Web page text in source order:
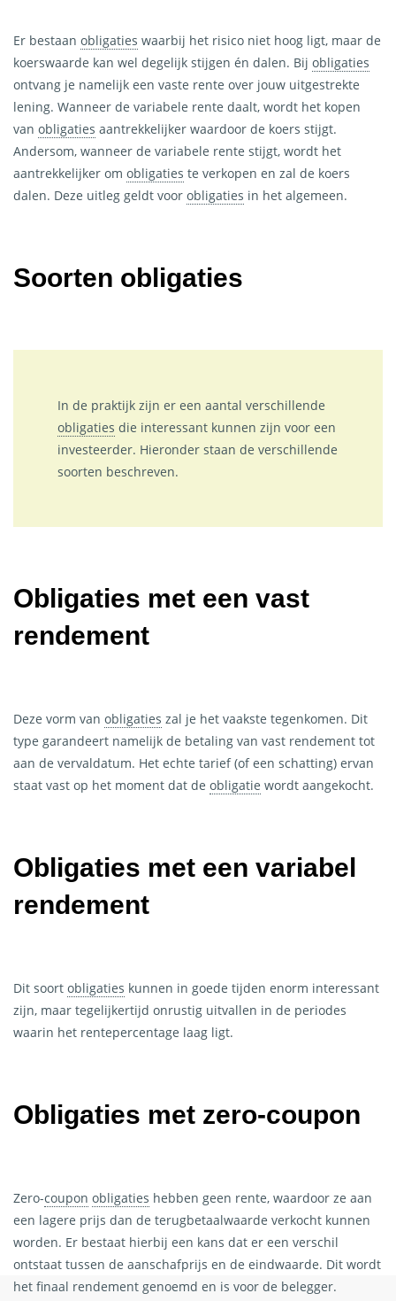
Home
Er bestaan obligaties waarbij het risico niet hoog ligt, maar de
koerswaarde kan wel degelijk stijgen én dalen. Bij obligaties
ontvang je namelijk een vaste rente over jouw uitgestrekte
lening. Wanneer de variabele rente daalt, wordt het kopen
van obligaties aantrekkelijker waardoor de koers stijgt.
Andersom, wanneer de variabele rente stijgt, wordt het
aantrekkelijker om obligaties te verkopen en zal de koers
dalen. Deze uitleg geldt voor obligaties in het algemeen.
Soorten obligaties
In de praktijk zijn er een aantal verschillende
obligaties die interessant kunnen zijn voor een
investeerder. Hieronder staan de verschillende
soorten beschreven.
Obligaties met een vast
rendement
Deze vorm van obligaties zal je het vaakste tegenkomen. Dit
type garandeert namelijk de betaling van vast rendement tot
aan de vervaldatum. Het echte tarief (of een schatting) ervan
staat vast op het moment dat de obligatie wordt aangekocht.
Obligaties met een variabel
rendement
Dit soort obligaties kunnen in goede tijden enorm interessant
zijn, maar tegelijkertijd onrustig uitvallen in de periodes
waarin het rentepercentage laag ligt.
Obligaties met zero-coupon
Zero-coupon obligaties hebben geen rente, waardoor ze aan
een lagere prijs dan de terugbetaalwaarde verkocht kunnen
worden. Er bestaat hierbij een kans dat er een verschil
ontstaat tussen de aanschafprijs en de eindwaarde. Dit wordt
het finaal rendement genoemd en is voor de belegger.